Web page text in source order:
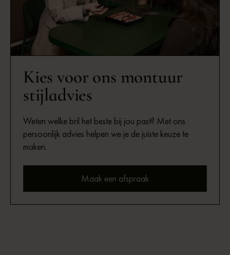
Kies voor ons montuur
stijladvies
Weten welke bril het beste bij jou past? Met ons
persoonlijk advies helpen we je de juiste keuze te
maken.
Maak een afspraak